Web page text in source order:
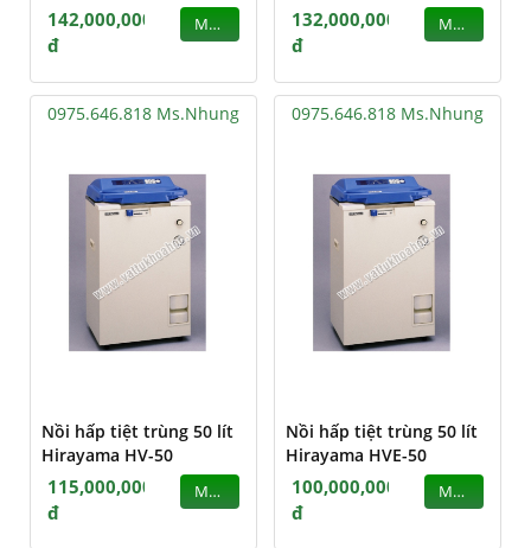
142,000,000
đ
MUA
132,000,000
đ
MUA
0975.646.818 Ms.Nhung
Nồi hấp tiệt trùng 50 lít
Hirayama HV-50
115,000,000
đ
MUA
0975.646.818 Ms.Nhung
Nồi hấp tiệt trùng 50 lít
Hirayama HVE-50
100,000,000
đ
MUA